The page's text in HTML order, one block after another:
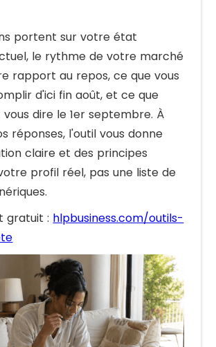
portent sur votre état
le rythme de votre marché
rapport au repos, ce que vous
d'ici fin août, et ce que
vous dire le 1er septembre. À
réponses, l'outil vous donne
claire et des principes
profil réel, pas une liste de
gratuit : hlpbusiness.com/outils-